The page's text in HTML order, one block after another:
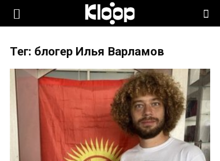
KLOOP.KG
Новости
Кыргызстана
Тег: блогер Илья Варламов